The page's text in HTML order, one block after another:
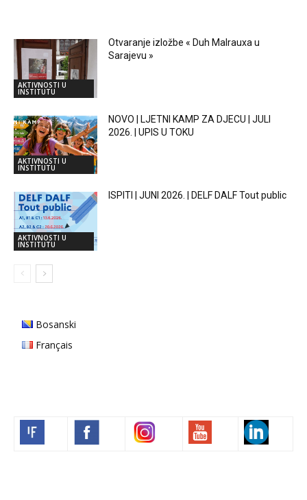
AKTIVNOSTI U
INSTITUTU
Otvaranje izložbe « Duh Malrauxa u
Sarajevu »
AKTIVNOSTI U
INSTITUTU
NOVO | LJETNI KAMP ZA DJECU | JULI
2026. | UPIS U TOKU
AKTIVNOSTI U
INSTITUTU
ISPITI | JUNI 2026. | DELF DALF Tout public
Bosanski
Français